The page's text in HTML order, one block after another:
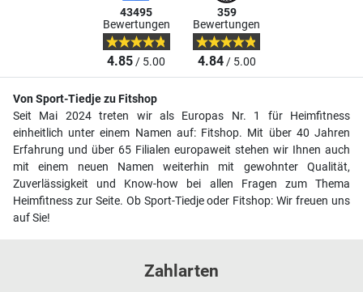
43495
Bewertungen
4.85/ 5.00
359
Bewertungen
4.84/ 5.00
Von Sport-Tiedje zu Fitshop
Seit Mai 2024 treten wir als Europas Nr. 1 für Heimfitness
einheitlich unter einem Namen auf: Fitshop. Mit über 40 Jahren
Erfahrung und über 65 Filialen europaweit stehen wir Ihnen auch
mit einem neuen Namen weiterhin mit gewohnter Qualität,
Zuverlässigkeit und Know-how bei allen Fragen zum Thema
Heimfitness zur Seite. Ob Sport-Tiedje oder Fitshop: Wir freuen uns
auf Sie!
Zahlarten